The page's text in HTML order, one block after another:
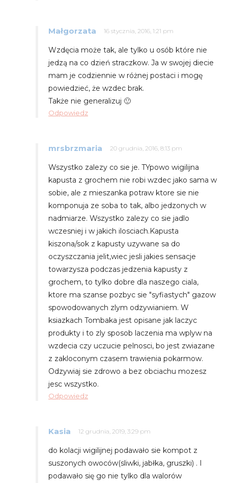
Małgorzata 16 stycznia, 2016, 1:21 pm
Wzdęcia może tak, ale tylko u osób które nie
jedzą na co dzień straczkow. Ja w swojej diecie
mam je codziennie w różnej postaci i mogę
powiedzieć, że wzdec brak.
Także nie generalizuj 🙂
Odpowiedz
mrsbrzmaria 20 grudnia, 2016, 8:13 pm
Wszystko zalezy co sie je. TYpowo wigilijna
kapusta z grochem nie robi wzdec jako sama w
sobie, ale z mieszanka potraw ktore sie nie
komponuja ze soba to tak, albo jedzonych w
nadmiarze. Wszystko zalezy co sie jadlo
wczesniej i w jakich ilosciach.Kapusta
kiszona/sok z kapusty uzywane sa do
oczyszczania jelit,wiec jesli jakies sensacje
towarzysza podczas jedzenia kapusty z
grochem, to tylko dobre dla naszego ciala,
ktore ma szanse pozbyc sie "syfiastych" gazow
spowodowanych zlym odzywianiem. W
ksiazkach Tombaka jest opisane jak laczyc
produkty i to zly sposob laczenia ma wplyw na
wzdecia czy uczucie pelnosci, bo jest zwiazane
z zakloconym czasem trawienia pokarmow.
Odzywiaj sie zdrowo a bez obciachu mozesz
jesc wszystko.
Odpowiedz
Kasia 12 grudnia, 2019, 3:29 pm
do kolacji wigilijnej podawało sie kompot z
suszonych owoców(sliwki, jabłka, gruszki) . I
podawało się go nie tylko dla walorów